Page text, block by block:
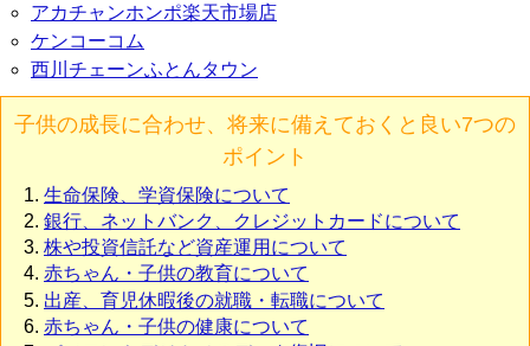
アカチャンホンポ楽天市場店
ケンコーコム
西川チェーンふとんタウン
子供の成長に合わせ、将来に備えておくと良い7つの
ポイント
生命保険、学資保険について
銀行、ネットバンク、クレジットカードについて
株や投資信託など資産運用について
赤ちゃん・子供の教育について
出産、育児休暇後の就職・転職について
赤ちゃん・子供の健康について